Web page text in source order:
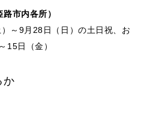
市内各所）
～9月28日（日）の土日祝、お
15日（金）
か